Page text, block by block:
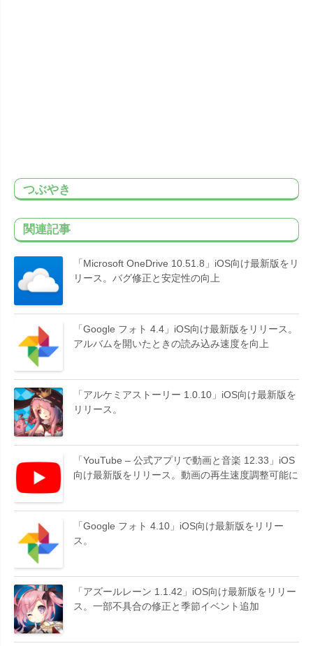
つぶやき
関連記事
「Microsoft OneDrive 10.51.8」iOS向け最新版をリ
リース。バグ修正と安定性の向上
「Google フォト 4.4」iOS向け最新版をリリース。
アルバムを開いたときの読み込み速度を向上
「アルケミアストーリー 1.0.10」iOS向け最新版を
リリース。
「YouTube – 公式アプリで動画と音楽 12.33」iOS
向け最新版をリリース。動画の再生速度調整可能に
「Google フォト 4.10」iOS向け最新版をリリー
ス。
「アズールレーン 1.1.42」iOS向け最新版をリリー
ス。一部不具合の修正と季節イベント追加